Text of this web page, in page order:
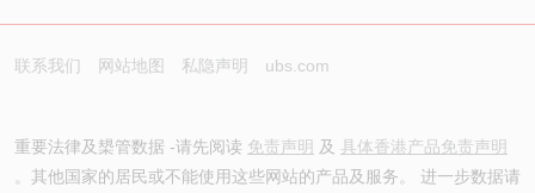
联系我们 网站地图 私隐声明 ubs.com
重要法律及槼管数据 -请先阅读 免责声明 及 具体香港产品免责声明
。其他国家的居民或不能使用这些网站的产品及服务。 进一步数据请